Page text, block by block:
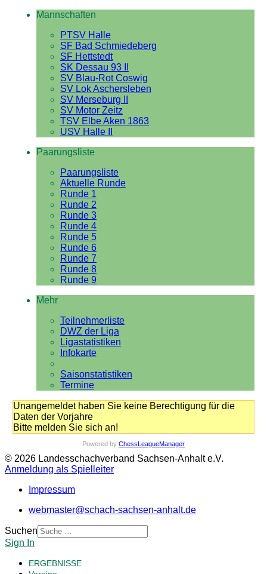
Mannschaften
PTSV Halle
SF Bad Schmiedeberg
SF Hettstedt
SK Dessau 93 II
SV Blau-Rot Coswig
SV Lok Aschersleben
SV Merseburg II
SV Motor Zeitz
TSV Elbe Aken 1863
USV Halle II
Paarungsliste
Paarungsliste
Aktuelle Runde
Runde 1
Runde 2
Runde 3
Runde 4
Runde 5
Runde 6
Runde 7
Runde 8
Runde 9
Mehr
Teilnehmerliste
DWZ der Liga
Ligastatistiken
Infokarte
Saisonstatistiken
Termine
Unangemeldet haben Sie keine Berechtigung für die
Daten der Vorjahre
Bitte melden Sie sich an!
Powered by ChessLeagueManager
© 2026 Landesschachverband Sachsen-Anhalt e.V.
Anmeldung als Spielleiter
Impressum
webmaster@schach-sachsen-anhalt.de
Suchen
Sign In
ERGEBNISSE